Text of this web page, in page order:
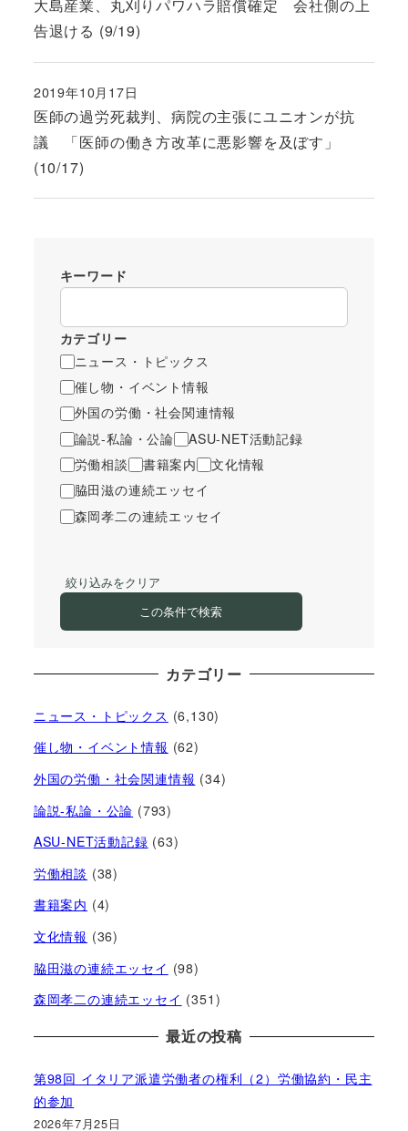
大島産業、丸刈りパワハラ賠償確定 会社側の上
告退ける (9/19)
医師の過労死裁判、病院の主張にユニオンが抗
議 「医師の働き方改革に悪影響を及ぼす」
(10/17)
投稿日
2019年10月17日
キーワード
カテゴリー
ニュース・トピックス
催し物・イベント情報
外国の労働・社会関連情報
論説-私論・公論
ASU-NET活動記録
労働相談
書籍案内
文化情報
脇田滋の連続エッセイ
森岡孝二の連続エッセイ
絞り込みをクリア
この条件で検索
カテゴリー
ニュース・トピックス (6,130)
催し物・イベント情報 (62)
外国の労働・社会関連情報 (34)
論説-私論・公論 (793)
ASU-NET活動記録 (63)
労働相談 (38)
書籍案内 (4)
文化情報 (36)
脇田滋の連続エッセイ (98)
森岡孝二の連続エッセイ (351)
最近の投稿
第98回 イタリア派遣労働者の権利（2）労働協約・民主
的参加
2026年7月25日